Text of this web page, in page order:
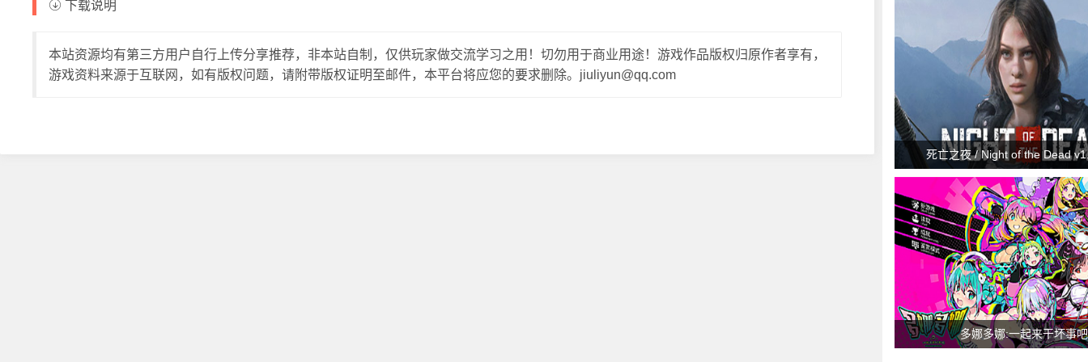
下载说明
本站资源均有第三方用户自行上传分享推荐，非本站自制，仅供玩家做交流学习之用！切勿用于商业用途！游戏作品版权归原作者享有，
游戏资料来源于互联网，如有版权问题，请附带版权证明至邮件，本平台将应您的要求删除。jiuliyun@qq.com
死亡之夜 / Night of the Dead
多娜多娜:一起来干坏事吧